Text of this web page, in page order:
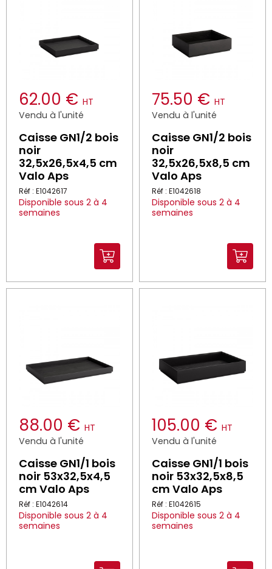
62.00 € HT
Vendu à l'unité
Caisse GN1/2 bois
noir
32,5x26,5x4,5 cm
Valo Aps
Réf : E1042617
Disponible sous 2 à 4
semaines
75.50 € HT
Vendu à l'unité
Caisse GN1/2 bois
noir
32,5x26,5x8,5 cm
Valo Aps
Réf : E1042618
Disponible sous 2 à 4
semaines
88.00 € HT
Vendu à l'unité
Caisse GN1/1 bois
noir 53x32,5x4,5
cm Valo Aps
Réf : E1042614
Disponible sous 2 à 4
semaines
105.00 € HT
Vendu à l'unité
Caisse GN1/1 bois
noir 53x32,5x8,5
cm Valo Aps
Réf : E1042615
Disponible sous 2 à 4
semaines